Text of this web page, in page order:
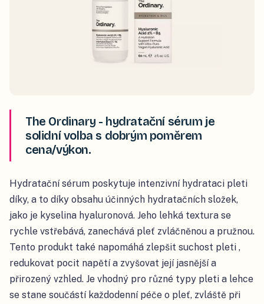
The Ordinary - hydratační sérum je
solidní volba s dobrým poměrem
cena/výkon.
Hydratační sérum poskytuje intenzivní hydrataci pleti
díky, a to díky obsahu účinných hydratačních složek,
jako je kyselina hyaluronová. Jeho lehká textura se
rychle vstřebává, zanechává pleť zvláčněnou a pružnou.
Tento produkt také napomáhá zlepšit suchost pleti ,
redukovat pocit napětí a zvyšovat její jasnější a
přirozený vzhled. Je vhodný pro různé typy pleti a lehce
se stane součástí každodenní péče o pleť, zvláště při